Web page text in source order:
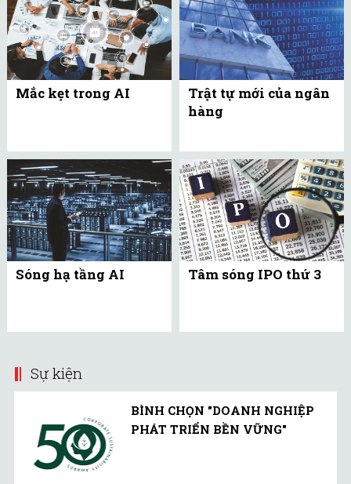
Mắc kẹt trong AI
Trật tự mới của ngân
hàng
Sóng hạ tầng AI Tâm sóng IPO thứ 3
Sự kiện
BÌNH CHỌN "DOANH NGHIỆP
PHÁT TRIỂN BỀN VỮNG"